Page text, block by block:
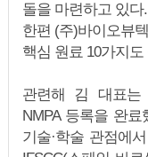
돌을 마련하고 있다.
한편 (주)바이오뷰
핵심 원료 10가지
관련해 김 대표는
NMPA 등록을 완
기술·학술 관점에